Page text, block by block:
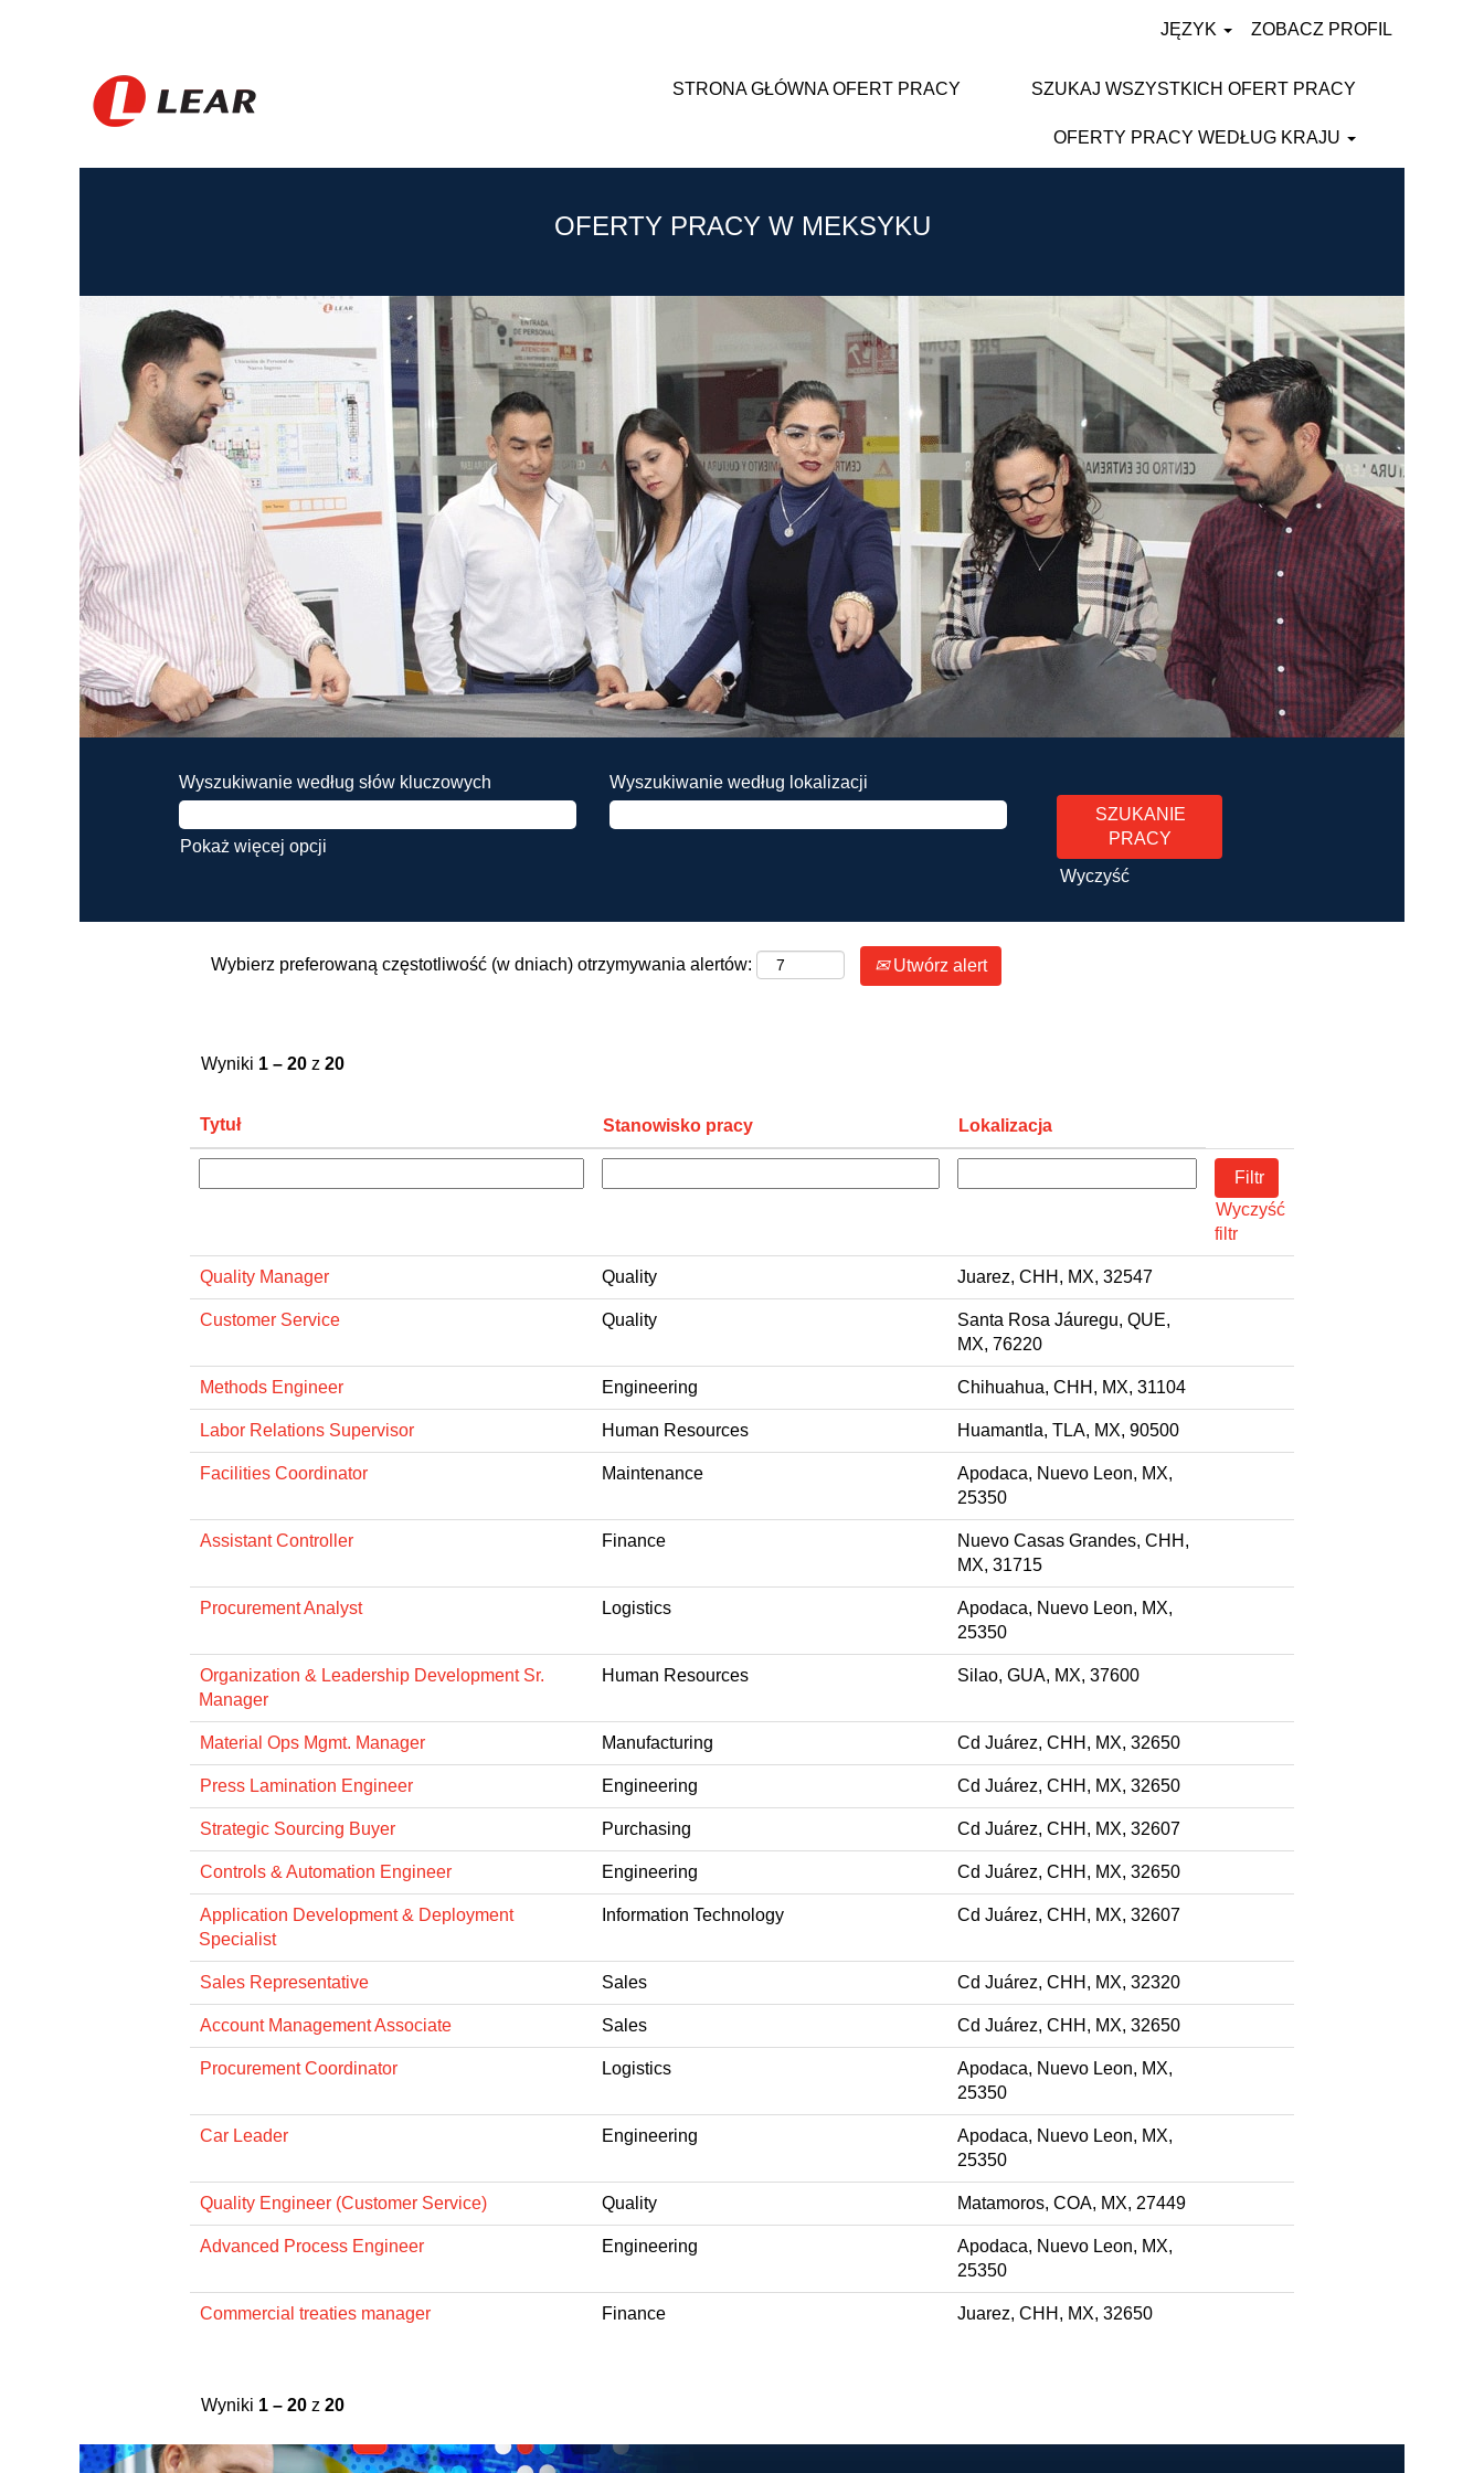
JĘZYK ZOBACZ PROFIL
STRONA GŁÓWNA OFERT PRACY SZUKAJ WSZYSTKICH OFERT PRACY
OFERTY PRACY WEDŁUG KRAJU
OFERTY PRACY W MEKSYKU
Wyszukiwanie według słów kluczowych Wyszukiwanie według lokalizacji
Pokaż więcej opcji
Wyczyść
Wybierz preferowaną częstotliwość (w dniach) otrzymywania alertów: Utwórz alert
Wyniki 1 – 20 z 20
Tytuł Stanowisko pracy Lokalizacja
Wyczyść
filtr
Quality Manager Quality Juarez, CHH, MX, 32547
Customer Service Quality
Santa Rosa Jáuregu, QUE,
MX, 76220
Methods Engineer Engineering Chihuahua, CHH, MX, 31104
Labor Relations Supervisor Human Resources Huamantla, TLA, MX, 90500
Facilities Coordinator Maintenance
Apodaca, Nuevo Leon, MX,
25350
Assistant Controller Finance
Nuevo Casas Grandes, CHH,
MX, 31715
Procurement Analyst Logistics
Apodaca, Nuevo Leon, MX,
25350
Organization & Leadership Development Sr.
Manager
Human Resources Silao, GUA, MX, 37600
Material Ops Mgmt. Manager Manufacturing Cd Juárez, CHH, MX, 32650
Press Lamination Engineer Engineering Cd Juárez, CHH, MX, 32650
Strategic Sourcing Buyer Purchasing Cd Juárez, CHH, MX, 32607
Controls & Automation Engineer Engineering Cd Juárez, CHH, MX, 32650
Application Development & Deployment
Specialist
Information Technology Cd Juárez, CHH, MX, 32607
Sales Representative Sales Cd Juárez, CHH, MX, 32320
Account Management Associate Sales Cd Juárez, CHH, MX, 32650
Procurement Coordinator Logistics
Apodaca, Nuevo Leon, MX,
25350
Car Leader Engineering
Apodaca, Nuevo Leon, MX,
25350
Quality Engineer (Customer Service) Quality Matamoros, COA, MX, 27449
Advanced Process Engineer Engineering
Apodaca, Nuevo Leon, MX,
25350
Commercial treaties manager Finance Juarez, CHH, MX, 32650
Wyniki 1 – 20 z 20